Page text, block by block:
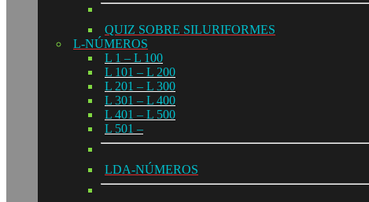
QUIZ SOBRE SILURIFORMES
L-NÚMEROS
L 1 – L 100
L 101 – L 200
L 201 – L 300
L 301 – L 400
L 401 – L 500
L 501 –
LDA-NÚMEROS